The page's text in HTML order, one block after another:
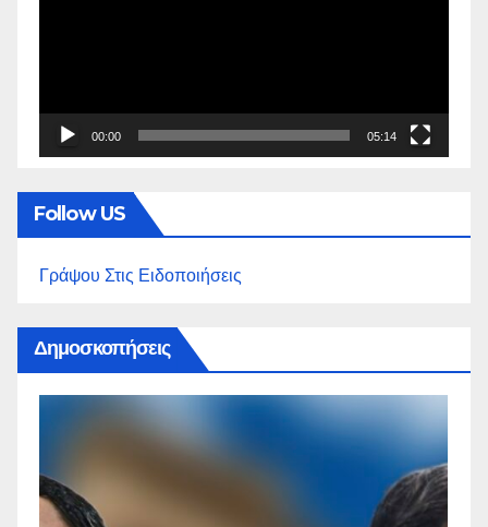
00:00 05:14
Follow US
Γράψου Στις Ειδοποιήσεις
Δημοσκοπήσεις